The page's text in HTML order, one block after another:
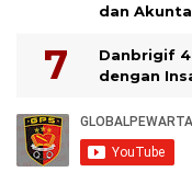
dan
Danbrigif 4
dengan